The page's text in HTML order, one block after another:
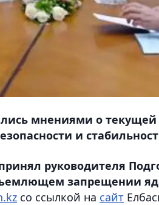
мнениями о текущей
и
руководителя
запрещении
со ссылкой на сайт